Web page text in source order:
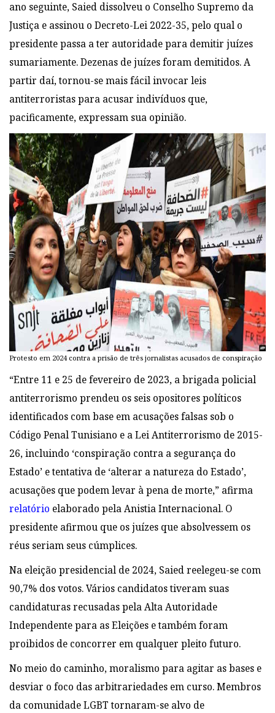
ano seguinte, Saied dissolveu o Conselho Supremo da
Justiça e assinou o Decreto-Lei 2022-35, pelo qual o
presidente passa a ter autoridade para demitir juízes
sumariamente. Dezenas de juízes foram demitidos. A
partir daí, tornou-se mais fácil invocar leis
antiterroristas para acusar indivíduos que,
pacificamente, expressam sua opinião.
Protesto em 2024 contra a prisão de três jornalistas acusados de conspiração
“Entre 11 e 25 de fevereiro de 2023, a brigada policial
antiterrorismo prendeu os seis opositores políticos
identificados com base em acusações falsas sob o
Código Penal Tunisiano e a Lei Antiterrorismo de 2015-
26, incluindo ‘conspiração contra a segurança do
Estado’ e tentativa de ‘alterar a natureza do Estado’,
acusações que podem levar à pena de morte,” afirma
relatório elaborado pela Anistia Internacional. O
presidente afirmou que os juízes que absolvessem os
réus seriam seus cúmplices.
Na eleição presidencial de 2024, Saied reelegeu-se com
90,7% dos votos. Vários candidatos tiveram suas
candidaturas recusadas pela Alta Autoridade
Independente para as Eleições e também foram
proibidos de concorrer em qualquer pleito futuro.
No meio do caminho, moralismo para agitar as bases e
desviar o foco das arbitrariedades em curso. Membros
da comunidade LGBT tornaram-se alvo de